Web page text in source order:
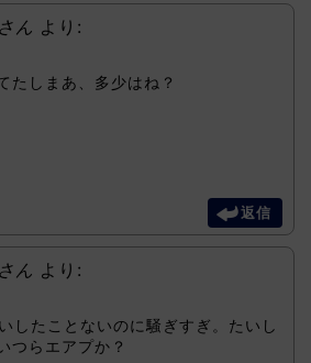
ん より:
たしまあ、多少はね？
返信
ん より:
したことないのに騒ぎすぎ。たいし
つらエアプか？